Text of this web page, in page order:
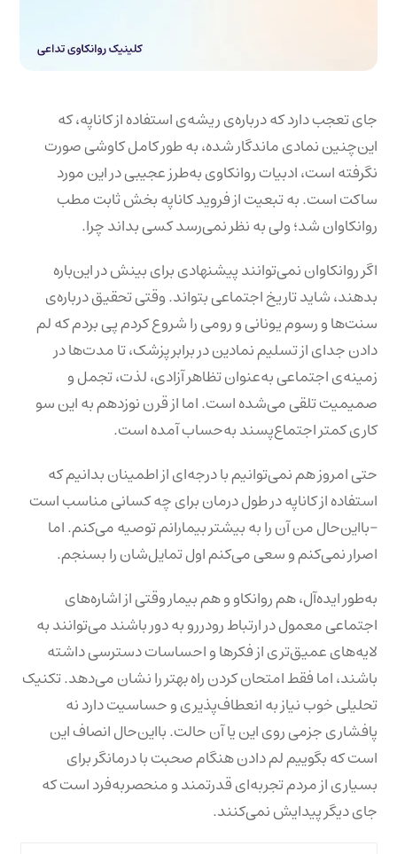
جای تعجب دارد که درباره‌ی ریشه‌ی استفاده از کاناپه، که
این‌چنین نمادی ماندگار شده، به طور کامل کاوشی صورت
نگرفته است، ادبیات روانکاوی به‌طرز عجیبی در این مورد
ساکت است. به تبعیت از فروید کاناپه بخش ثابت مطب
روانکاوان شد؛ ولی به نظر نمی‌رسد کسی بداند چرا.
اگر روانکاوان نمی‌توانند پیشنهادی برای بینش در این‌باره
بدهند، شاید تاریخ اجتماعی بتواند. وقتی تحقیق درباره‌ی
سنت‌ها و رسوم یونانی و رومی را شروع کردم پی بردم که لم
دادن جدای از تسلیم نمادین در برابر پزشک، تا مدت‌ها در
زمینه‌ی اجتماعی به‌عنوان تظاهر آزادی، لذت، تجمل و
صمیمیت تلقی می‌شده است. اما از قرن نوزدهم به این سو
کاری کمتر اجتماع‌پسند به‌حساب آمده است.
حتی امروز هم نمی‌توانیم با درجه‌ای از اطمینان بدانیم که
استفاده از کاناپه در طول درمان برای چه کسانی مناسب است
–بااین‌حال من آن را به بیشتر بیمارانم توصیه می‌کنم. اما
اصرار نمی‌کنم و سعی می‌کنم اول تمایل‌شان را بسنجم.
به‌طور ایده‌آل، هم روانکاو و هم بیمار وقتی از اشاره‌های
اجتماعی معمول در ارتباط رودررو به دور باشند می‌توانند به
لایه‌های عمیق‌تری از فکرها و احساسات دسترسی داشته
باشند، اما فقط امتحان کردن راه بهتر را نشان می‌دهد. تکنیک
تحلیلی خوب نیاز به انعطاف‌پذیری و حساسیت دارد نه
پافشاری جزمی روی این یا آن حالت. بااین‌حال انصاف این
است که بگوییم لم دادن هنگام صحبت با درمانگر برای
بسیاری از مردم تجربه‌ای قدرتمند و منحصربه‌فرد است که
جای دیگر پیدایش نمی‌کنند.